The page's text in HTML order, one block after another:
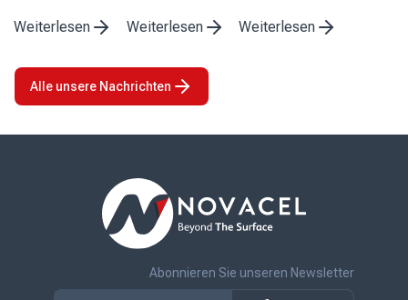
Aluminiumverarbeitung
in denen die
Oberflächenqualität
entscheidende
bei Lösungen für
Weiterlesen
Ernennung von
Rigaux zum
Vorstandsvorsitzenden
1. Juli 2026
Amtsantritt
markiert einen
wichtigen
Meilenstein für
Unternehmen,
Weiterlesen
baut seine
Abschluss
Partners (KPS),
einem führenden
Industrie- ...
Weiterlesen
Alle unsere Nachrichten
Abonnieren Sie unseren Newsletter